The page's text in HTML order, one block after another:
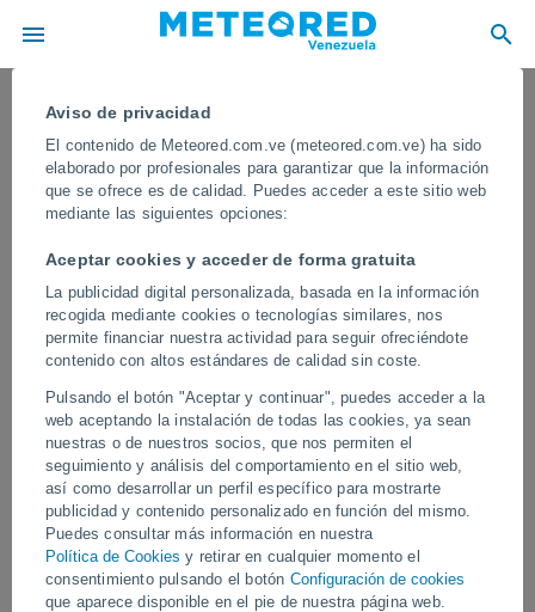
Aviso de privacidad
El contenido de Meteored.com.ve (meteored.com.ve) ha sido
elaborado por profesionales para garantizar que la información
que se ofrece es de calidad. Puedes acceder a este sitio web
mediante las siguientes opciones:
Aceptar cookies y acceder de forma gratuita
La publicidad digital personalizada, basada en la información
recogida mediante cookies o tecnologías similares, nos
permite financiar nuestra actividad para seguir ofreciéndote
contenido con altos estándares de calidad sin coste.
Pulsando el botón "Aceptar y continuar", puedes acceder a la
web aceptando la instalación de todas las cookies, ya sean
nuestras o de nuestros socios, que nos permiten el
seguimiento y análisis del comportamiento en el sitio web,
así como desarrollar un perfil específico para mostrarte
publicidad y contenido personalizado en función del mismo.
Puedes consultar más información en nuestra
Política de Cookies y retirar en cualquier momento el
consentimiento pulsando el botón Configuración de cookies
que aparece disponible en el pie de nuestra página web.
Una gran erupción de un volcán de
lodo provoca el caos en San Juan de
Urabá, Colombia
El fenómeno natural generó una intensa columna de lodo, gases y
fuego, registrándose importantes grietas en el suelo junto al lugar
de la erupción. Decenas de personas fueron evacuadas.
Vídeos